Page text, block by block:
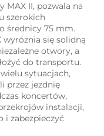
MAX II, pozwala na
szerokich
średnicy 75 mm.
się solidną
otwory, a
do transportu.
sytuacjach,
przez jezdnię
koncertów,
instalacji,
i zabezpieczyć